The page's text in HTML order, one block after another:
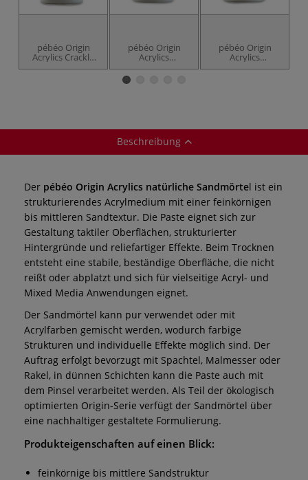
pébéo Origin
Acrylics Crackle
Paste, 225 ml
pébéo Origin
Acrylics
Stückmörtel, 225
pébéo Origin
Acrylics
Glaskugelmörtel,
Beschreibung
Der pébéo Origin Acrylics natürliche Sandmörtel ist ein
strukturierendes Acrylmedium mit einer feinkörnigen
bis mittleren Sandtextur. Die Paste eignet sich zur
Gestaltung taktiler Oberflächen, strukturierter
Hintergründe und reliefartiger Effekte. Beim Trocknen
entsteht eine stabile, beständige Oberfläche, die nicht
reißt oder abplatzt und sich für vielseitige Acryl- und
Mixed Media Anwendungen eignet.
Der Sandmörtel kann pur verwendet oder mit
Acrylfarben gemischt werden, wodurch farbige
Strukturen und individuelle Effekte möglich sind. Der
Auftrag erfolgt bevorzugt mit Spachtel, Malmesser oder
Rakel, in dünnen Schichten kann die Paste auch mit
dem Pinsel verarbeitet werden. Als Teil der ökologisch
optimierten Origin-Serie verfügt der Sandmörtel über
eine nachhaltiger gestaltete Formulierung.
Produkteigenschaften auf einen Blick:
feinkörnige bis mittlere Sandstruktur